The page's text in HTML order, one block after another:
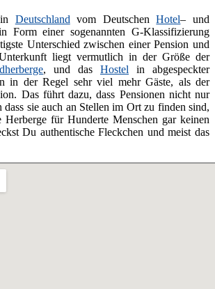
Deutschlandvom DeutschenHotel– und
Form einer sogenannten G-Klassifizierung
Unterschied zwischen einer Pension und
liegt vermutlich in der Größe der
, und das Hostel in abgespeckter
in der Regel sehr viel mehr Gäste, als der
Das führt dazu, dass Pensionen nicht nur
dass sie auch an Stellen im Ort zu finden sind,
Herberge für Hunderte Menschen gar keinen
Du authentische Fleckchen und meist das